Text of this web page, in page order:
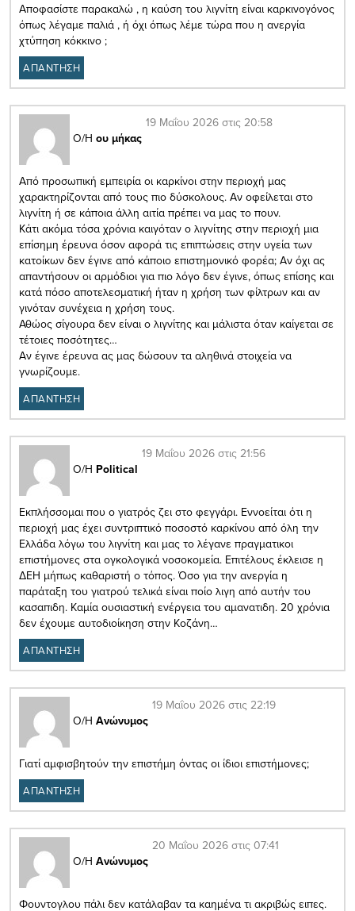
Αποφασίστε παρακαλώ , η καύση του λιγνίτη είναι καρκινογόνος
όπως λέγαμε παλιά , ή όχι όπως λέμε τώρα που η ανεργία
χτύπηση κόκκινο ;
ΑΠΑΝΤΗΣΗ
Ο/Η ου μήκας
19 Μαΐου 2026 στις 20:58
Από προσωπική εμπειρία οι καρκίνοι στην περιοχή μας
χαρακτηρίζονται από τους πιο δύσκολους. Αν οφείλεται στο
λιγνίτη ή σε κάποια άλλη αιτία πρέπει να μας το πουν.
Κάτι ακόμα τόσα χρόνια καιγόταν ο λιγνίτης στην περιοχή μια
επίσημη έρευνα όσον αφορά τις επιπτώσεις στην υγεία των
κατοίκων δεν έγινε από κάποιο επιστημονικό φορέα; Αν όχι ας
απαντήσουν οι αρμόδιοι για πιο λόγο δεν έγινε, όπως επίσης και
κατά πόσο αποτελεσματική ήταν η χρήση των φίλτρων και αν
γινόταν συνέχεια η χρήση τους.
Αθώος σίγουρα δεν είναι ο λιγνίτης και μάλιστα όταν καίγεται σε
τέτοιες ποσότητες…
Αν έγινε έρευνα ας μας δώσουν τα αληθινά στοιχεία να
γνωρίζουμε.
ΑΠΑΝΤΗΣΗ
Ο/Η Political
19 Μαΐου 2026 στις 21:56
Εκπλήσσομαι που ο γιατρός ζει στο φεγγάρι. Εννοείται ότι η
περιοχή μας έχει συντριπτικό ποσοστό καρκίνου από όλη την
Ελλάδα λόγω του λιγνίτη και μας το λέγανε πραγματικοι
επιστήμονες στα ογκολογικά νοσοκομεία. Επιτέλους έκλεισε η
ΔΕΗ μήπως καθαριστή ο τόπος. Όσο για την ανεργία η
παράταξη του γιατρού τελικά είναι ποίο λιγη από αυτήν του
κασαπιδη. Καμία ουσιαστική ενέργεια του αμανατιδη. 20 χρόνια
δεν έχουμε αυτοδιοίκηση στην Κοζάνη…
ΑΠΑΝΤΗΣΗ
Ο/Η Ανώνυμος
19 Μαΐου 2026 στις 22:19
Γιατί αμφισβητούν την επιστήμη όντας οι ίδιοι επιστήμονες;
ΑΠΑΝΤΗΣΗ
Ο/Η Ανώνυμος
20 Μαΐου 2026 στις 07:41
Φουντογλου πάλι δεν κατάλαβαν τα καημένα τι ακριβώς ειπες.